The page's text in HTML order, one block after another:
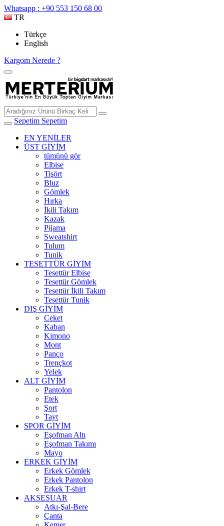
Whatsapp : +90 553 150 68 00
TR
Türkçe
English
Kargom Nerede ?
Sepetim Sepetim
EN YENİLER
ÜST GİYİM
tümünü gör
Elbise
Tişört
Bluz
Gömlek
Hırka
İkili Takım
Kazak
Pijama
Sweatshirt
Tulum
Tunik
TESETTÜR GİYİM
Tesettür Elbise
Tesettür Gömlek
Tesettür İkili Takım
Tesettür Tunik
DIŞ GİYİM
Ceket
Kaban
Kimono
Mont
Panço
Trençkot
Yelek
ALT GİYİM
Pantolon
Etek
Şort
Tayt
SPOR GİYİM
Eşofman Altı
Eşofman Takımı
Mayo
ERKEK GİYİM
Erkek Gömlek
Erkek Pantolon
Erkek T-shirt
AKSESUAR
Atkı-Şal-Bere
Çanta